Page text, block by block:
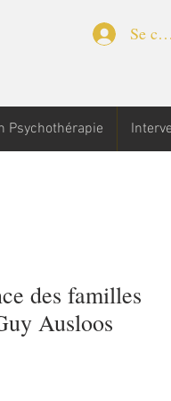
Se
Psychothérapie
des familles
Ausloos